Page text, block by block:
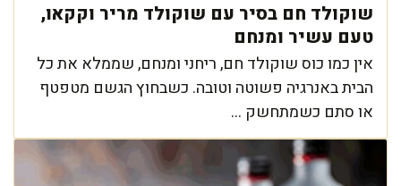
שוקולד חם בסיר עם שוקולד מריר וקקאו,
טעם עשיר ומנחם
אין כמו כוס שוקולד חם, ריחני ומנחם, שממלא את כל
הבית באנרגיה פשוטה וטובה. כשבחוץ הגשם מטפטף
או סתם כשמתחשק ...